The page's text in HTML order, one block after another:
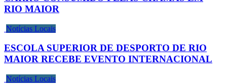
RIO MAIOR
Notícias Locais
ESCOLA SUPERIOR DE DESPORTO DE RIO
MAIOR RECEBE EVENTO INTERNACIONAL
Notícias Locais